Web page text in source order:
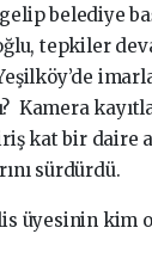
belediye
tepkiler
Kamera
kat bir daire
sürdürdü.
üyesinin kim